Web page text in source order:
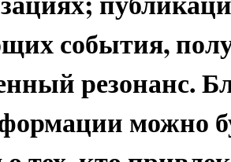
события,
резонанс.
можно